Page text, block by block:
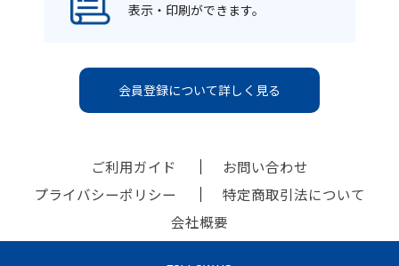
表示・印刷ができます。
会員登録について詳しく見る
ご利用ガイド
お問い合わせ
プライバシーポリシー
特定商取引法について
会社概要